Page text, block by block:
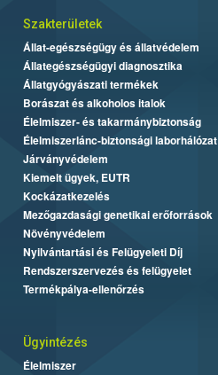
Szakterületek
Állat-egészségügy és állatvédelem
Állategészségügyi diagnosztika
Állatgyógyászati termékek
Borászat és alkoholos italok
Élelmiszer- és takarmánybiztonság
Élelmiszerlánc-biztonsági laborhálózat
Járványvédelem
Kiemelt ügyek, EUTR
Kockázatkezelés
Mezőgazdasági genetikai erőforrások
Növényvédelem
Nyilvántartási és Felügyeleti Díj
Rendszerszervezés és felügyelet
Termékpálya-ellenőrzés
Ügyintézés
Élelmiszer